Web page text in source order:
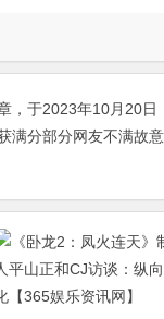
，于2023年10月20日
满分部分网友不满故